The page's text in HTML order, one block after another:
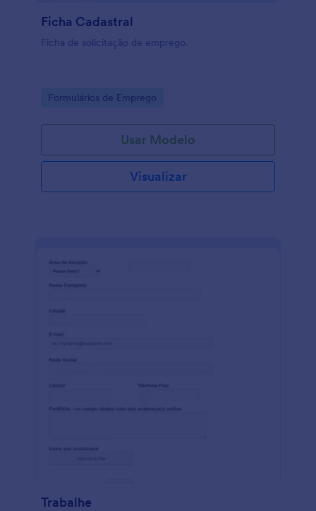
Ficha Cadastral
Ficha de solicitação de emprego.
Go to Category:
Formulários de Emprego
Usar Modelo
Visualizar
Trabalhe